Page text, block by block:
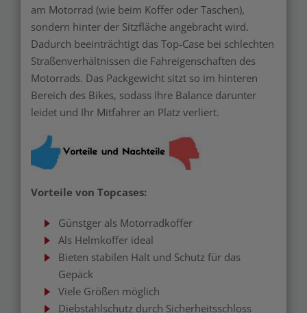
am Motorrad (wie beim Koffer oder Taschen),
sondern hinter der Sitzfläche angebracht wird.
Dadurch beeinträchtigt das Top-Case bei schlechten
Straßenverhältnissen die Fahreigenschaften des
Motorrads. Das Packgewicht sitzt so im hinteren
Bereich des Bikes, sodass Ihre Balance darunter
leidet und Ihr Mitfahrer an Platz verliert.
Vorteile von Topcases:
Günstger als Motorradkoffer
Als Helmkoffer ideal
Bieten stabilen Halt und Schutz für das
Gepäck
Viele Größen möglich
Diebstahlschutz durch Sicherheitsschloss